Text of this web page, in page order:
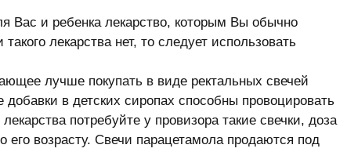
Вас и ребенка лекарство, которым Вы обычно
лекарства нет, то следует использовать
лучше покупать в виде ректальных свечей
добавки в детских сиропах способны провоцировать
потребуйте у провизора такие свечки, доза
его возрасту. Свечи парацетамола продаются под